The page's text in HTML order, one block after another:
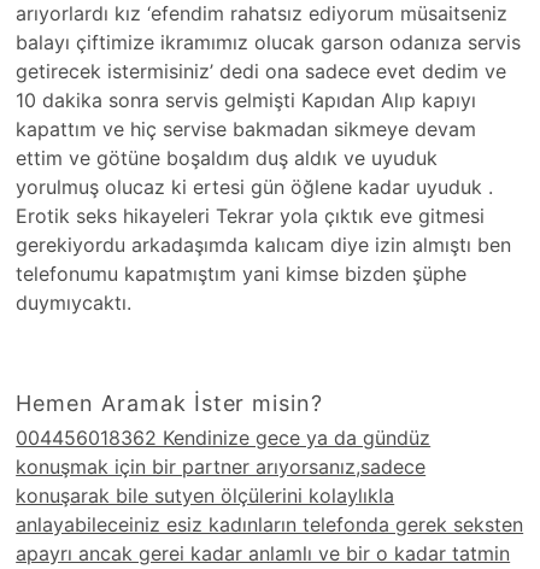
arıyorlardı kız ‘efendim rahatsız ediyorum müsaitseniz
balayı çiftimize ikramımız olucak garson odanıza servis
getirecek istermisiniz’ dedi ona sadece evet dedim ve
10 dakika sonra servis gelmişti Kapıdan Alıp kapıyı
kapattım ve hiç servise bakmadan sikmeye devam
ettim ve götüne boşaldım duş aldık ve uyuduk
yorulmuş olucaz ki ertesi gün öğlene kadar uyuduk .
Erotik seks hikayeleri Tekrar yola çıktık eve gitmesi
gerekiyordu arkadaşımda kalıcam diye izin almıştı ben
telefonumu kapatmıştım yani kimse bizden şüphe
duymıycaktı.
Hemen Aramak İster misin?
004456018362 Kendinize gece ya da gündüz
konuşmak için bir partner arıyorsanız,sadece
konuşarak bile sutyen ölçülerini kolaylıkla
anlayabileceiniz esiz kadınların telefonda gerek seksten
apayrı ancak gerei kadar anlamlı ve bir o kadar tatmin